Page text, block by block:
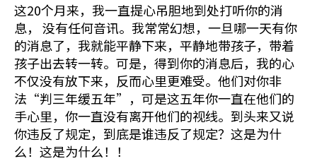
这20个月来，我一直提心吊胆地到处打听你的消
息， 没有任何音讯。我常常幻想，一旦哪一天有你
的消息了，我就能平静下来，平静地带孩子，带着
孩子出去转一转。可是，得到你的消息后，我的心
不仅没有放下来，反而心里更难受。他们对你非
法“判三年缓五年”，可是这五年你一直在他们的
手心里，你一直没有离开他们的视线。到头来又说
你违反了规定，到底是谁违反了规定？这是为什
么！这是为什么！！